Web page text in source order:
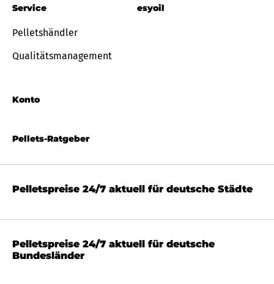
Pellets-Ratgeber
Service
Pelletshändler
Qualitätsmanagement
Konto
esyoil
Pelletspreise 24/7 aktuell für deutsche Städte
Pelletspreise 24/7 aktuell für deutsche
Bundesländer